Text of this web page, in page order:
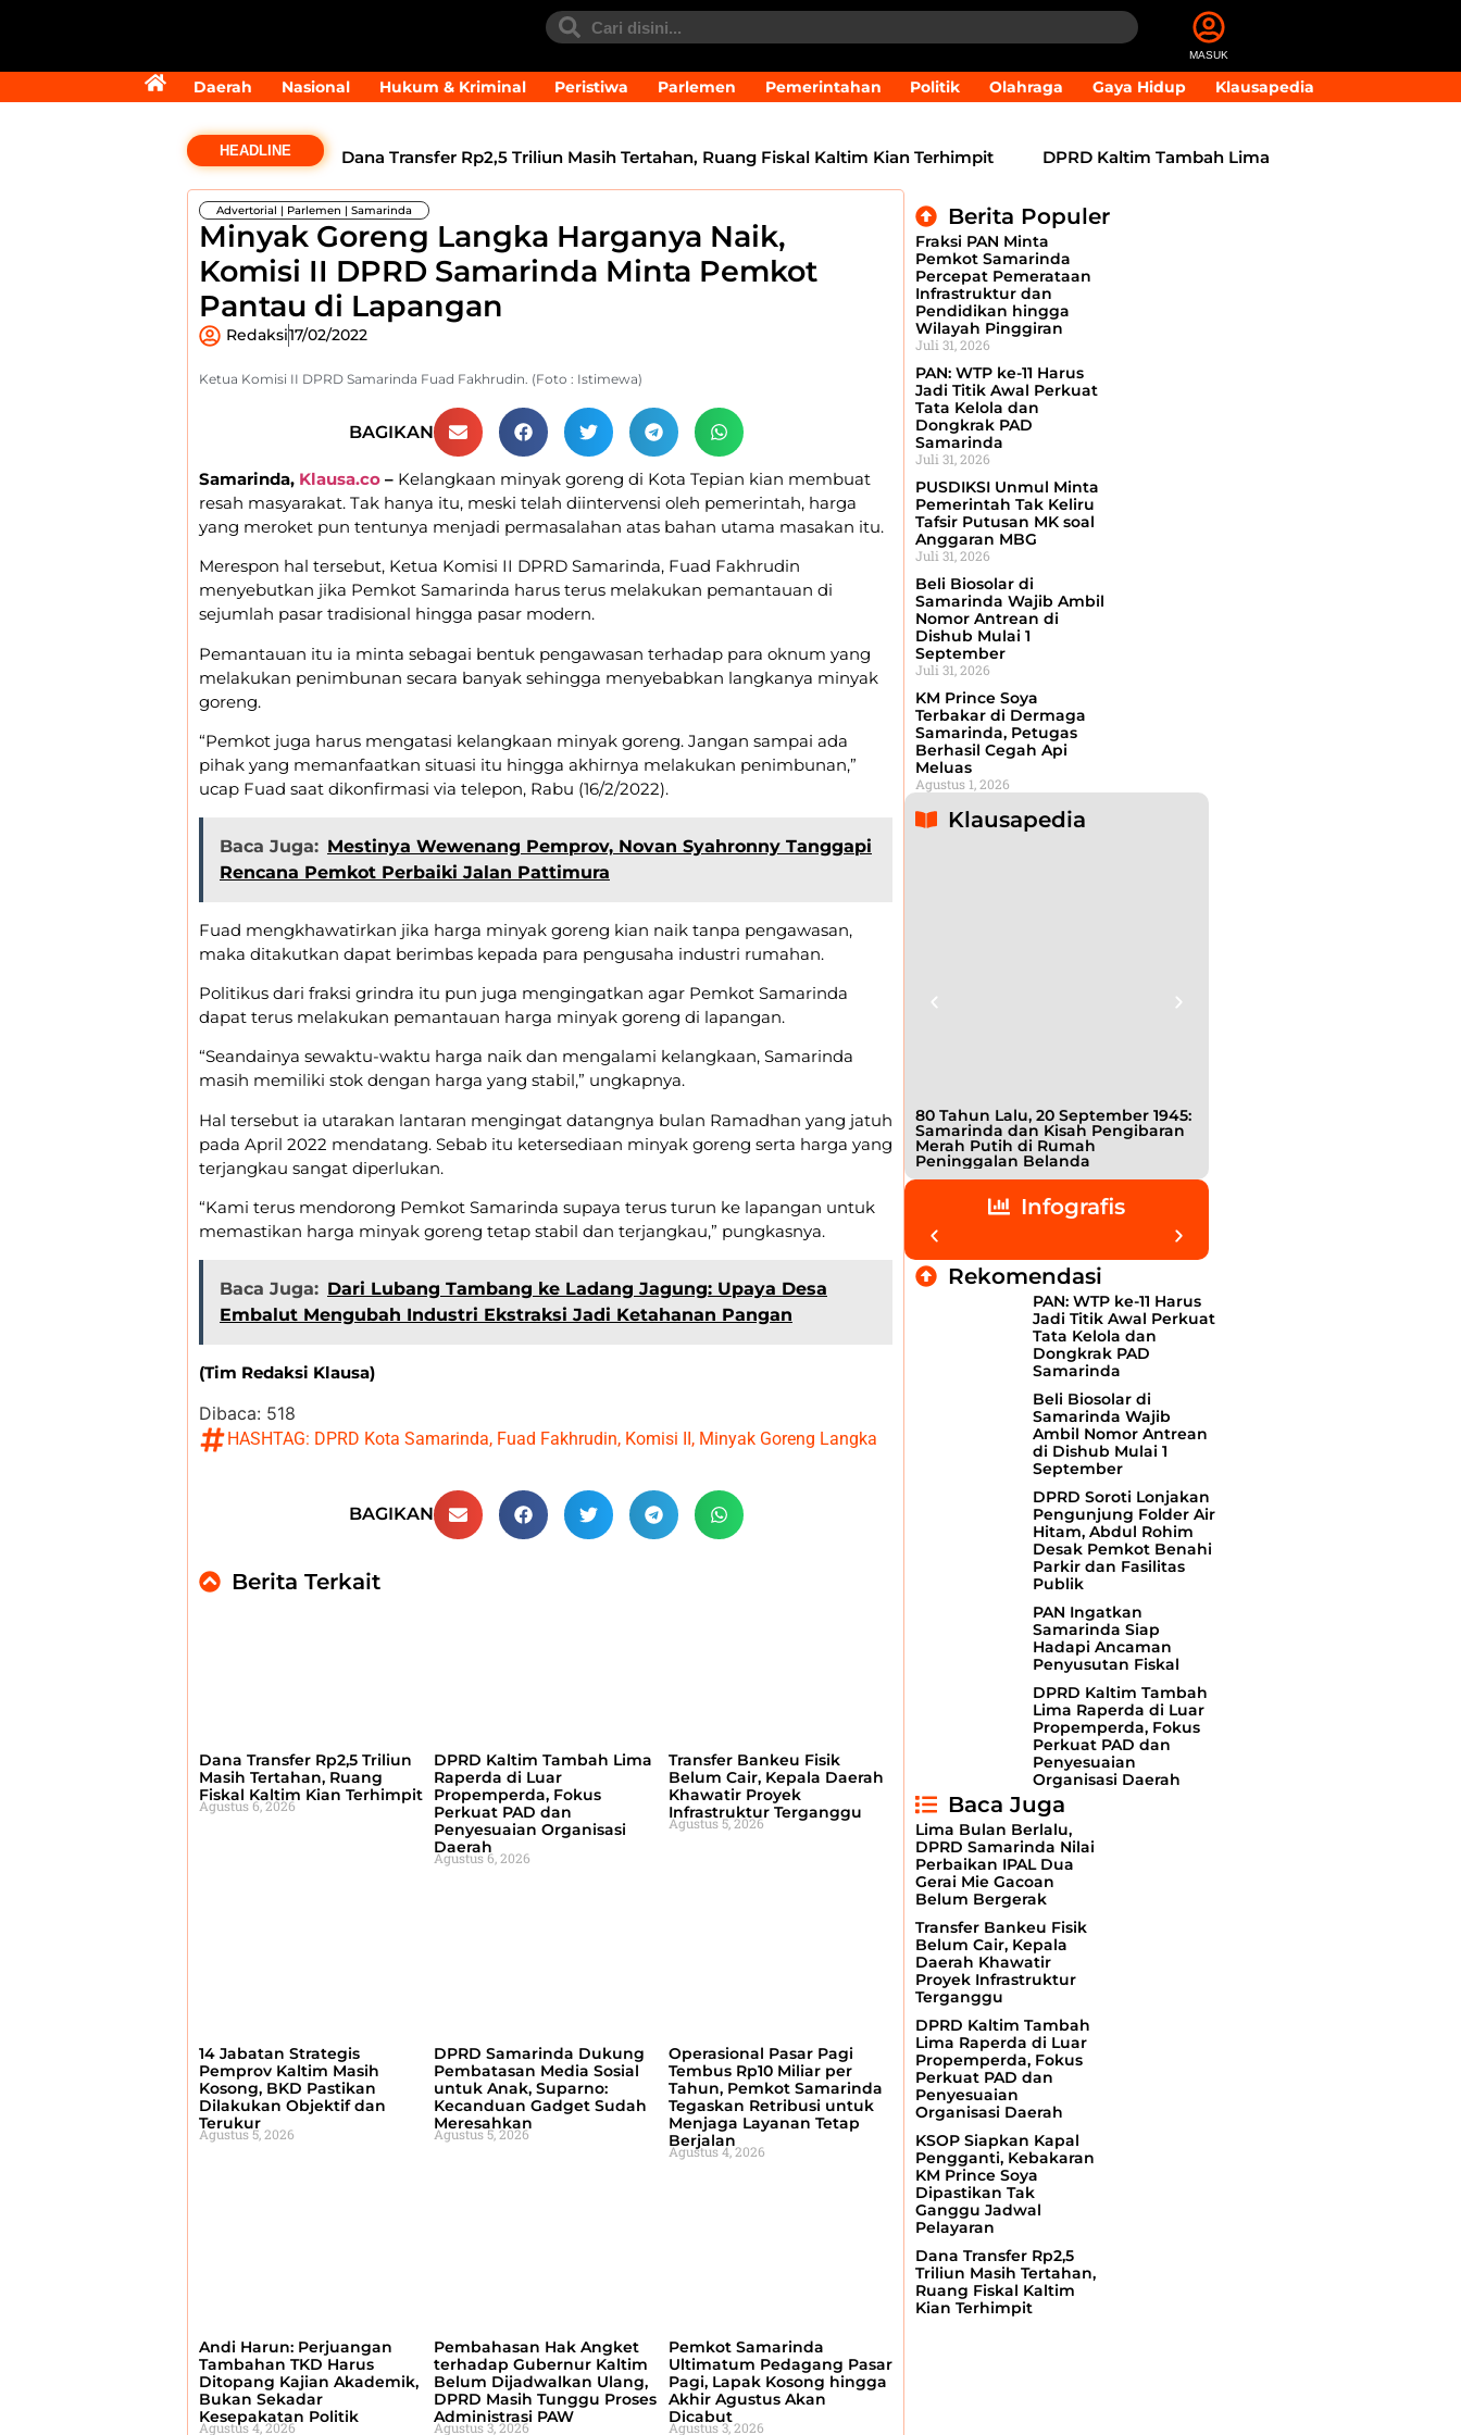
MASUK
Daerah Nasional Hukum & Kriminal Peristiwa Parlemen Pemerintahan Politik Olahraga Gaya Hidup Klausapedia
HEADLINE Dana Transfer Rp2,5 Triliun Masih Tertahan, Ruang Fiskal Kaltim Kian Terhimpit DPRD Kaltim Tambah Lima
Raperda di Luar Propemperda, Fokus Perkuat PAD dan Penyesuaian Organisasi Daerah
Fisik Belum Cair, Kepala Daerah Khawatir Proyek Infrastruktur Terganggu 14 Jabatan Strategis Pemprov
Kaltim Masih Kosong, BKD Pastikan Dilakukan Objektif dan Terukur DPRD Samarinda Dukung Pembatasan
Media Sosial untuk Anak, Suparno: Kecanduan Gadget Sudah Meresahkan
Advertorial | Parlemen | Samarinda
Minyak Goreng Langka Harganya Naik,
Komisi II DPRD Samarinda Minta Pemkot
Pantau di Lapangan
Redaksi17/02/2022
Ketua Komisi II DPRD Samarinda Fuad Fakhrudin. (Foto : Istimewa)
BAGIKAN
Samarinda, Klausa.co – Kelangkaan minyak goreng di Kota Tepian kian membuat
resah masyarakat. Tak hanya itu, meski telah diintervensi oleh pemerintah, harga
yang meroket pun tentunya menjadi permasalahan atas bahan utama masakan itu.
Merespon hal tersebut, Ketua Komisi II DPRD Samarinda, Fuad Fakhrudin
menyebutkan jika Pemkot Samarinda harus terus melakukan pemantauan di
sejumlah pasar tradisional hingga pasar modern.
Pemantauan itu ia minta sebagai bentuk pengawasan terhadap para oknum yang
melakukan penimbunan secara banyak sehingga menyebabkan langkanya minyak
goreng.
“Pemkot juga harus mengatasi kelangkaan minyak goreng. Jangan sampai ada
pihak yang memanfaatkan situasi itu hingga akhirnya melakukan penimbunan,”
ucap Fuad saat dikonfirmasi via telepon, Rabu (16/2/2022).
Baca Juga: Mestinya Wewenang Pemprov, Novan Syahronny Tanggapi
Rencana Pemkot Perbaiki Jalan Pattimura
Fuad mengkhawatirkan jika harga minyak goreng kian naik tanpa pengawasan,
maka ditakutkan dapat berimbas kepada para pengusaha industri rumahan.
Politikus dari fraksi grindra itu pun juga mengingatkan agar Pemkot Samarinda
dapat terus melakukan pemantauan harga minyak goreng di lapangan.
“Seandainya sewaktu-waktu harga naik dan mengalami kelangkaan, Samarinda
masih memiliki stok dengan harga yang stabil,” ungkapnya.
Hal tersebut ia utarakan lantaran mengingat datangnya bulan Ramadhan yang jatuh
pada April 2022 mendatang. Sebab itu ketersediaan minyak goreng serta harga yang
terjangkau sangat diperlukan.
“Kami terus mendorong Pemkot Samarinda supaya terus turun ke lapangan untuk
memastikan harga minyak goreng tetap stabil dan terjangkau,” pungkasnya.
Baca Juga: Dari Lubang Tambang ke Ladang Jagung: Upaya Desa
Embalut Mengubah Industri Ekstraksi Jadi Ketahanan Pangan
(Tim Redaksi Klausa)
Dibaca: 518
HASHTAG: DPRD Kota Samarinda, Fuad Fakhrudin, Komisi II , Minyak Goreng Langka
BAGIKAN
Berita Terkait
Dana Transfer Rp2,5 Triliun
Masih Tertahan, Ruang
Fiskal Kaltim Kian Terhimpit
Agustus 6, 2026
DPRD Kaltim Tambah Lima
Raperda di Luar
Propemperda, Fokus
Perkuat PAD dan
Penyesuaian Organisasi
Daerah
Agustus 6, 2026
Transfer Bankeu Fisik
Belum Cair, Kepala Daerah
Khawatir Proyek
Infrastruktur Terganggu
Agustus 5, 2026
14 Jabatan Strategis
Pemprov Kaltim Masih
Kosong, BKD Pastikan
Dilakukan Objektif dan
Terukur
Agustus 5, 2026
DPRD Samarinda Dukung
Pembatasan Media Sosial
untuk Anak, Suparno:
Kecanduan Gadget Sudah
Meresahkan
Agustus 5, 2026
Operasional Pasar Pagi
Tembus Rp10 Miliar per
Tahun, Pemkot Samarinda
Tegaskan Retribusi untuk
Menjaga Layanan Tetap
Berjalan
Agustus 4, 2026
Andi Harun: Perjuangan
Tambahan TKD Harus
Ditopang Kajian Akademik,
Bukan Sekadar
Kesepakatan Politik
Agustus 4, 2026
Pembahasan Hak Angket
terhadap Gubernur Kaltim
Belum Dijadwalkan Ulang,
DPRD Masih Tunggu Proses
Administrasi PAW
Agustus 3, 2026
Pemkot Samarinda
Ultimatum Pedagang Pasar
Pagi, Lapak Kosong hingga
Akhir Agustus Akan
Dicabut
Agustus 3, 2026
Berita Populer
Fraksi PAN Minta
Pemkot Samarinda
Percepat Pemerataan
Infrastruktur dan
Pendidikan hingga
Wilayah Pinggiran
Juli 31, 2026
PAN: WTP ke-11 Harus
Jadi Titik Awal Perkuat
Tata Kelola dan
Dongkrak PAD
Samarinda
Juli 31, 2026
PUSDIKSI Unmul Minta
Pemerintah Tak Keliru
Tafsir Putusan MK soal
Anggaran MBG
Juli 31, 2026
Beli Biosolar di
Samarinda Wajib Ambil
Nomor Antrean di
Dishub Mulai 1
September
Juli 31, 2026
KM Prince Soya
Terbakar di Dermaga
Samarinda, Petugas
Berhasil Cegah Api
Meluas
Agustus 1, 2026
Klausapedia
80 Tahun Lalu, 20 September 1945:
Samarinda dan Kisah Pengibaran
Merah Putih di Rumah
Peninggalan Belanda
Infografis
Rekomendasi
PAN: WTP ke-11 Harus
Jadi Titik Awal Perkuat
Tata Kelola dan
Dongkrak PAD
Samarinda
Beli Biosolar di
Samarinda Wajib
Ambil Nomor Antrean
di Dishub Mulai 1
September
DPRD Soroti Lonjakan
Pengunjung Folder Air
Hitam, Abdul Rohim
Desak Pemkot Benahi
Parkir dan Fasilitas
Publik
PAN Ingatkan
Samarinda Siap
Hadapi Ancaman
Penyusutan Fiskal
DPRD Kaltim Tambah
Lima Raperda di Luar
Propemperda, Fokus
Perkuat PAD dan
Penyesuaian
Organisasi Daerah
Baca Juga
Lima Bulan Berlalu,
DPRD Samarinda Nilai
Perbaikan IPAL Dua
Gerai Mie Gacoan
Belum Bergerak
Transfer Bankeu Fisik
Belum Cair, Kepala
Daerah Khawatir
Proyek Infrastruktur
Terganggu
DPRD Kaltim Tambah
Lima Raperda di Luar
Propemperda, Fokus
Perkuat PAD dan
Penyesuaian
Organisasi Daerah
KSOP Siapkan Kapal
Pengganti, Kebakaran
KM Prince Soya
Dipastikan Tak
Ganggu Jadwal
Pelayaran
Dana Transfer Rp2,5
Triliun Masih Tertahan,
Ruang Fiskal Kaltim
Kian Terhimpit